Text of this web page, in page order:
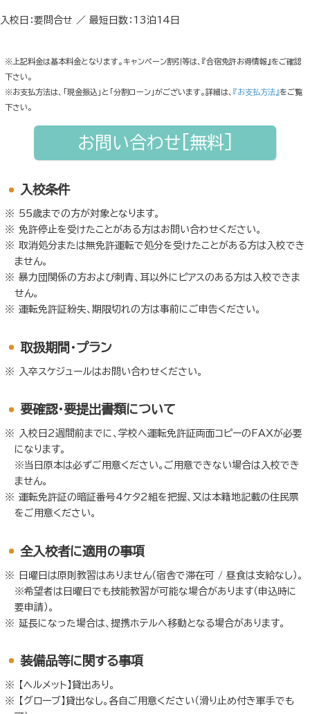
入校日：要問合せ ／ 最短日数：13泊14日
※上記料金は基本料金となります。キャンペーン割引等は、『合宿免許お得情報』をご確認
下さい。
※お支払方法は、「現金振込」と「分割ローン」がございます。詳細は、 『お支払方法』をご覧
下さい。
お問い合わせ[無料]
入校条件
55歳までの方が対象となります。
免許停止を受けたことがある方はお問い合わせください。
取消処分または無免許運転で処分を受けたことがある方は入校でき
ません。
暴力団関係の方および刺青、耳以外にピアスのある方は入校できま
せん。
運転免許証紛失、期限切れの方は事前にご申告ください。
取扱期間・プラン
入卒スケジュールはお問い合わせください。
要確認・要提出書類について
入校日2週間前までに、学校へ運転免許証両面コピーのFAXが必要
になります。
※当日原本は必ずご用意ください。ご用意できない場合は入校でき
ません。
運転免許証の暗証番号4ケタ2組を把握、又は本籍地記載の住民票
をご用意ください。
全入校者に適用の事項
日曜日は原則教習はありません（宿舎で滞在可 / 昼食は支給なし）。
※希望者は日曜日でも技能教習が可能な場合があります（申込時に
要申請）。
延長になった場合は、提携ホテルへ移動となる場合があります。
装備品等に関する事項
【ヘルメット】貸出あり。
【グローブ】貸出なし。各自ご用意ください（滑り止め付き軍手でも